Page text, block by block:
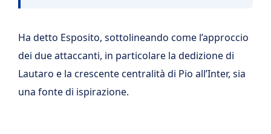
Ha detto Esposito, sottolineando come l’approccio
dei due attaccanti, in particolare la dedizione di
Lautaro e la crescente centralità di Pio all’Inter, sia
una fonte di ispirazione.